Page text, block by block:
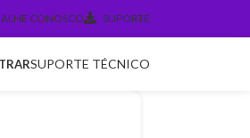
CONOSCO SUPORTE
SUPORTE TÉCNICO